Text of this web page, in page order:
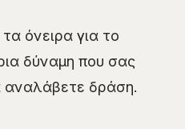
τα όνειρα για το
δύναμη που σας
δράση.